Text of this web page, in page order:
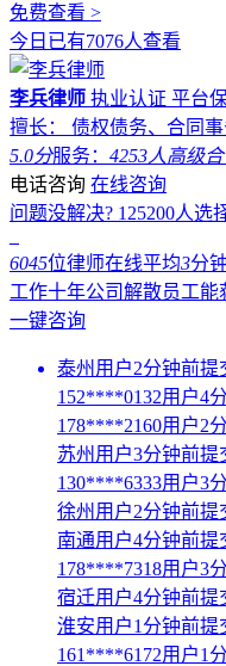
免费查看 >
今日已有7076人查看
李兵律师 执业认证 平台
擅长： 债权债务、合同
5.0分服务： 4253人 高级
电话咨询 在线咨询
问题没解决? 125200人选
6045位律师在线平均3分
工作十年公司解散员工能
一键咨询
泰州用户2分钟前提
152****0132用户4
178****2160用户2
苏州用户3分钟前提
130****6333用户3
徐州用户2分钟前提
南通用户4分钟前提
178****7318用户3
宿迁用户4分钟前提
淮安用户1分钟前提
161****6172用户1